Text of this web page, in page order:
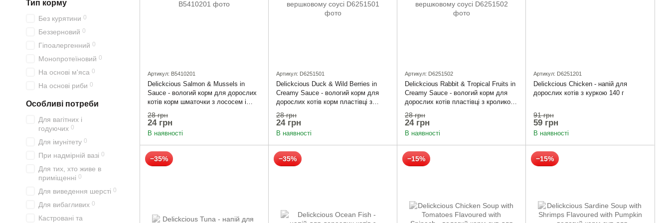
Артикул: B5410201
Delickcious Salmon & Mussels in
Sauce - вологий корм для дорослих
котів корм шматочки з лососем і
мідіями в соусі
28 грн
24 грн
В наявності
Артикул: D6251501
Delickcious Duck & Wild Berries in
Creamy Sauce - вологий корм для
дорослих котів корм пластівці з
качкою та лісовими ягодами у
вершковому соусі
28 грн
24 грн
В наявності
Артикул: D6251502
Delickcious Rabbit & Tropical Fruits in
Creamy Sauce - вологий корм для
дорослих котів пластівці з кроликом
та тропічними фруктами у
вершковому соусі
28 грн
24 грн
В наявності
Артикул: D6251201
Delickcious Chicken - напій для
дорослих котів з куркою 140 г
91 грн
59 грн
В наявності
−35% −35% −15% −15%
Тип корму
Без курятини 0
Беззерновий 0
Гіпоалергенний 0
Монопротеїновий 0
На основі м'яса 0
На основі риби 0
Особливі потреби
Для вагітних і
годуючих 0
Для імунітету 0
При надмірній вазі 0
Для тих, хто живе в
приміщенні 0
Для виведення шерсті 0
Для вибагливих 0
Кастровані та